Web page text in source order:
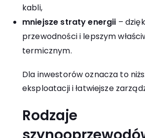
kabli,
mniejsze straty energii –
przewodności i lepszym
termicznym.
Dla inwestorów oznacza to
eksploatacji i łatwiejsze
Rodzaje